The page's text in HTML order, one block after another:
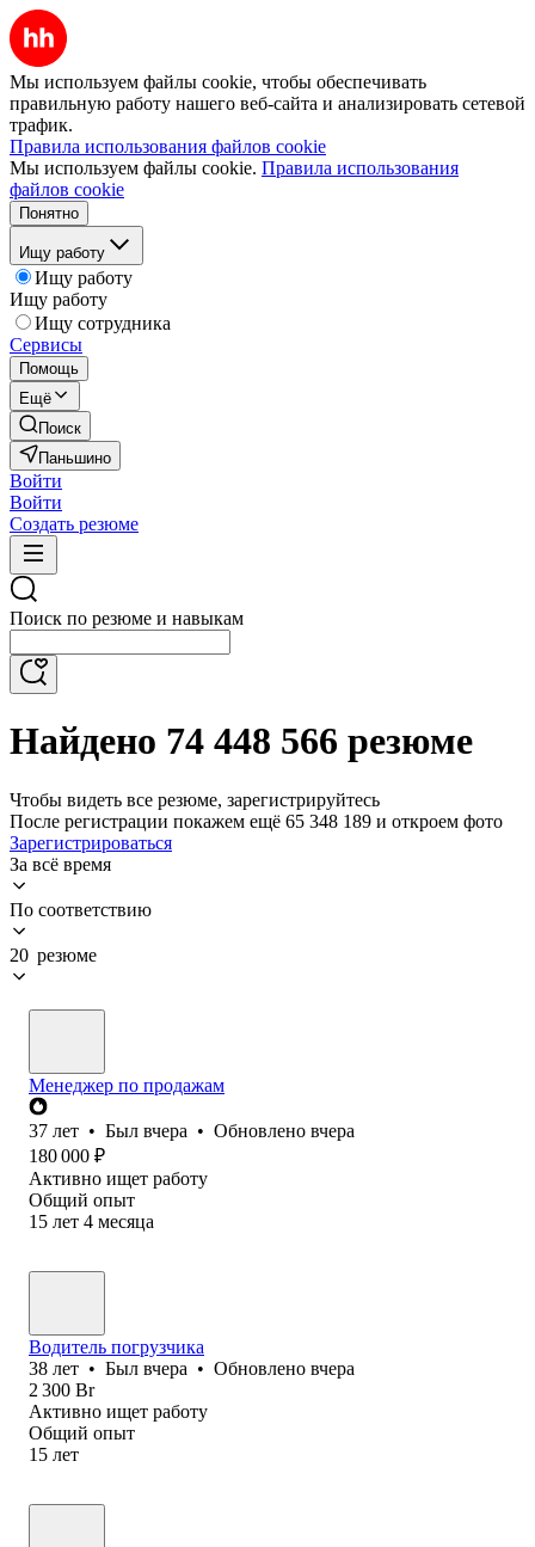
Мы используем файлы cookie, чтобы обеспечивать
правильную работу нашего веб-сайта и анализировать сетевой
трафик.
Правила использования файлов cookie
Мы используем файлы cookie. Правила использования
файлов cookie
Понятно
Ищу работу
Ищу работу
Ищу работу
Ищу сотрудника
Сервисы
Помощь
Ещё
Поиск
Паньшино
Войти
Войти
Создать резюме
Поиск по резюме и навыкам
Найдено 74 448 566 резюме
Чтобы видеть все резюме, зарегистрируйтесь
После регистрации покажем ещё 65 348 189 и откроем фото
Зарегистрироваться
За всё время
По соответствию
20 резюме
Менеджер по продажам
37 лет • Был вчера • Обновлено вчера
180 000 ₽
Активно ищет работу
Общий опыт
15 лет 4 месяца
Водитель погрузчика
38 лет • Был вчера • Обновлено вчера
2 300 Br
Активно ищет работу
Общий опыт
15 лет